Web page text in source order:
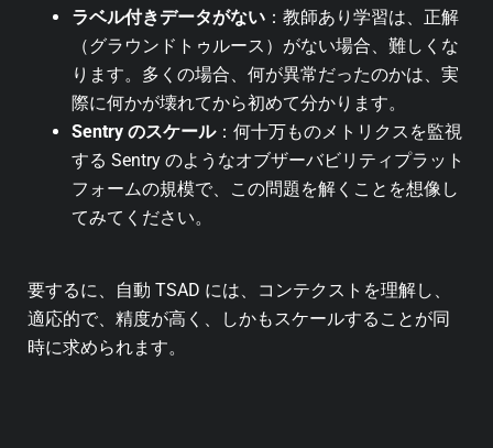
ラベル付きデータがない ：教師あり学習は、正解
（グラウンドトゥルース）がない場合、難しくな
ります。多くの場合、何が異常だったのかは、実
際に何かが壊れてから初めて分かります。
Sentry のスケール：何十万ものメトリクスを監視
する Sentry のようなオブザーバビリティプラット
フォームの規模で、この問題を解くことを想像し
てみてください。
要するに、自動 TSAD には、コンテクストを理解し、
適応的で、精度が高く、しかもスケールすることが同
時に求められます。